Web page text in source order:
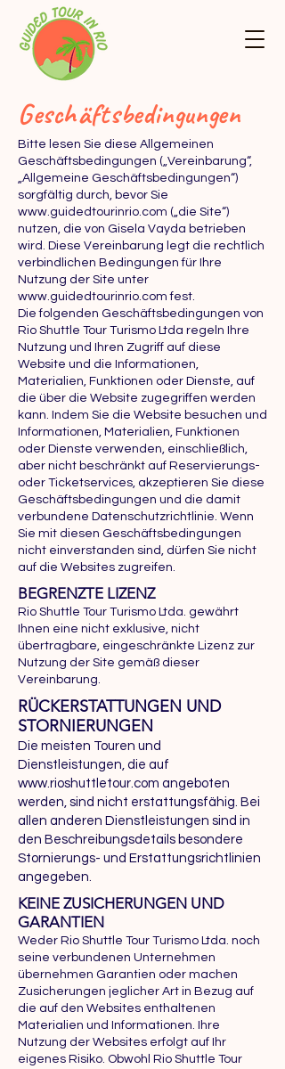
Geschäftsbedingungen
Bitte lesen Sie diese Allgemeinen
Geschäftsbedingungen („Vereinbarung“,
„Allgemeine Geschäftsbedingungen“)
sorgfältig durch, bevor Sie
www.guidedtourinrio.com („die Site“)
nutzen, die von Gisela Vayda betrieben
wird. Diese Vereinbarung legt die rechtlich
verbindlichen Bedingungen für Ihre
Nutzung der Site unter
www.guidedtourinrio.com fest.
Die folgenden Geschäftsbedingungen von
Rio Shuttle Tour Turismo Ltda regeln Ihre
Nutzung und Ihren Zugriff auf diese
Website und die Informationen,
Materialien, Funktionen oder Dienste, auf
die über die Website zugegriffen werden
kann. Indem Sie die Website besuchen und
Informationen, Materialien, Funktionen
oder Dienste verwenden, einschließlich,
aber nicht beschränkt auf Reservierungs-
oder Ticketservices, akzeptieren Sie diese
Geschäftsbedingungen und die damit
verbundene Datenschutzrichtlinie. Wenn
Sie mit diesen Geschäftsbedingungen
nicht einverstanden sind, dürfen Sie nicht
auf die Websites zugreifen.
BEGRENZTE LIZENZ
Rio Shuttle Tour Turismo Ltda. gewährt
Ihnen eine nicht exklusive, nicht
übertragbare, eingeschränkte Lizenz zur
Nutzung der Site gemäß dieser
Vereinbarung.
RÜCKERSTATTUNGEN UND
STORNIERUNGEN
Die meisten Touren und
Dienstleistungen, die auf
www.rioshuttletour.com angeboten
werden, sind nicht erstattungsfähig. Bei
allen anderen Dienstleistungen sind in
den Beschreibungsdetails besondere
Stornierungs- und Erstattungsrichtlinien
angegeben.
KEINE ZUSICHERUNGEN UND
GARANTIEN
Weder Rio Shuttle Tour Turismo Ltda. noch
seine verbundenen Unternehmen
übernehmen Garantien oder machen
Zusicherungen jeglicher Art in Bezug auf
die auf den Websites enthaltenen
Materialien und Informationen. Ihre
Nutzung der Websites erfolgt auf Ihr
eigenes Risiko. Obwohl Rio Shuttle Tour